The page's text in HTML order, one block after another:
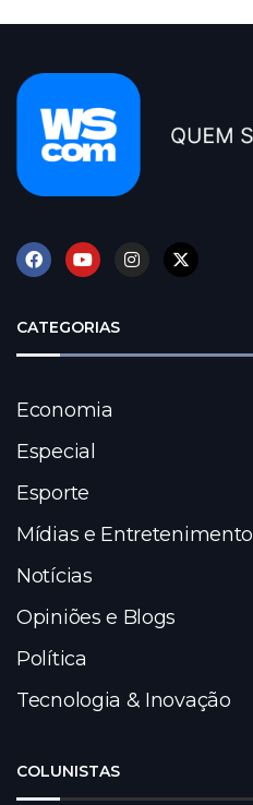
CATEGORIAS
Economia
Especial
Esporte
Mídias e Entretenimento
Notícias
Opiniões e Blogs
Política
Tecnologia & Inovação
COLUNISTAS